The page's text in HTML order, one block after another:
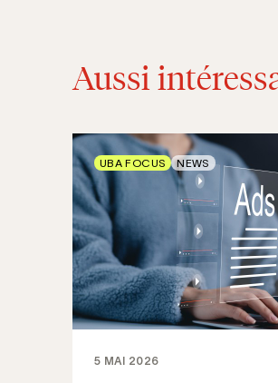
Aussi
5 MAI 2026
UBA FOCUS NEWS